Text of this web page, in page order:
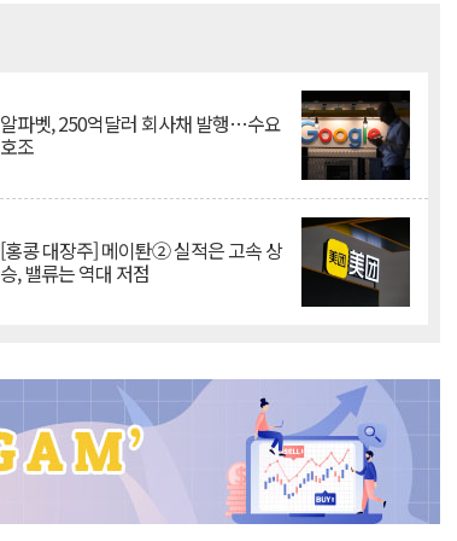
알파벳, 250억달러 회사채 발행…수요
호조
[홍콩 대장주] 메이퇀② 실적은 고속 상
승, 밸류는 역대 저점